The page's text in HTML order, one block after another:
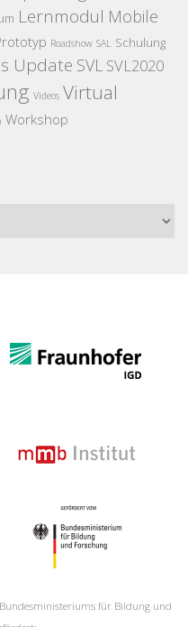
Lernmodul Mobile
Roadshow SAL Schulung
Update SVL SVL2020
Videos Virtual
Workshop
für Bildung und